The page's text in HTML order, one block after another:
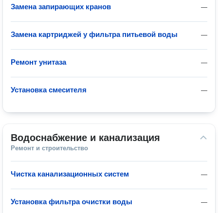
—
Замена запирающих кранов
—
Замена картриджей у фильтра питьевой воды
—
Ремонт унитаза
—
Установка смесителя
Водоснабжение и канализация
Ремонт и строительство
—
Чистка канализационных систем
—
Установка фильтра очистки воды